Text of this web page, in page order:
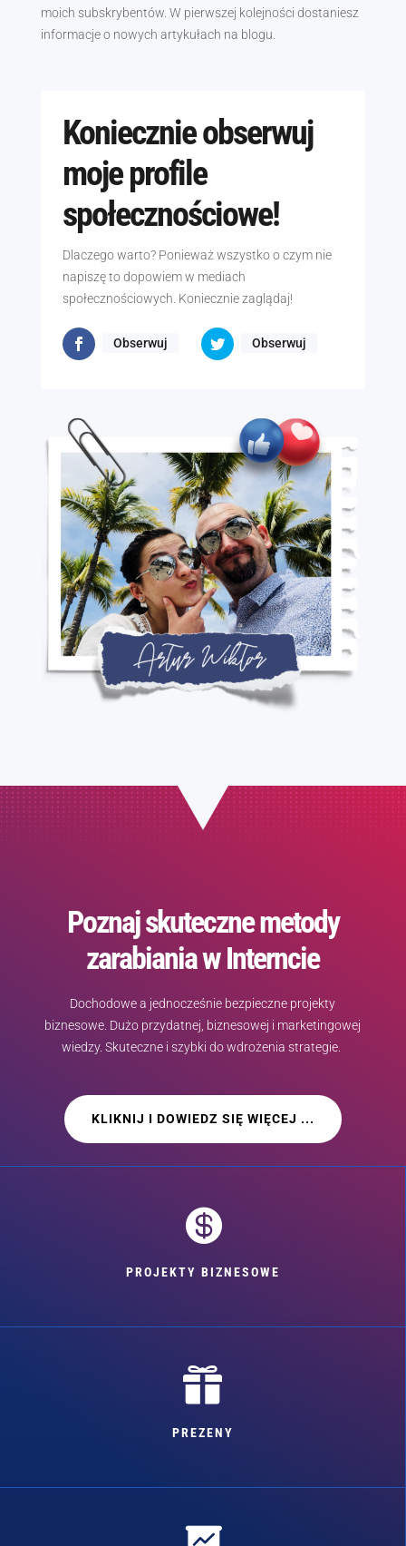
moich subskrybentów. W pierwszej kolejności dostaniesz
informacje o nowych artykułach na blogu.
Koniecznie obserwuj
moje profile
społecznościowe!
Dlaczego warto? Ponieważ wszystko o czym nie
napiszę to dopowiem w mediach
społecznościowych. Koniecznie zaglądaj!
Obserwuj Obserwuj
Poznaj skuteczne metody
zarabiania w Interncie
Dochodowe a jednocześnie bezpieczne projekty
biznesowe. Dużo przydatnej, biznesowej i marketingowej
wiedzy. Skuteczne i szybki do wdrożenia strategie.
KLIKNIJ I DOWIEDZ SIĘ WIĘCEJ ...

PROJEKTY BIZNESOWE

PREZENY